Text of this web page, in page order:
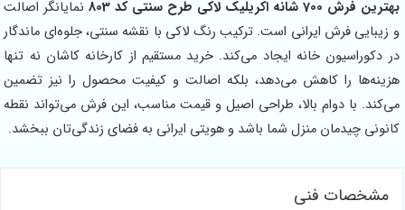
700 شانه اکریلیک لاکی طرح سنتی کد 803
نمایانگر اصالت
فرش ایرانی است. ترکیب رنگ لاکی با نقشه سنتی، جلوه‌ای ماندگار
دکوراسیون خانه ایجاد می‌کند. خرید مستقیم از کارخانه کاشان نه تنها
را کاهش می‌دهد، بلکه اصالت و کیفیت محصول را نیز تضمین
با دوام بالا، طراحی اصیل و قیمت مناسب، این فرش می‌تواند نقطه
چیدمان منزل شما باشد و هویتی ایرانی به فضای زندگی‌تان ببخشد.
مشخصات فنی